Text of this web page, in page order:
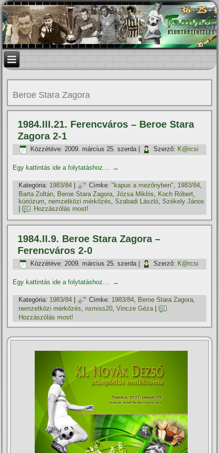
Beroe Stara Zagora
1984.III.21. Ferencváros – Beroe Stara
Zagora 2-1
Közzétéve: 2009. március 25. szerda| Szerző: K@rcsi
Egy kattintás ide a folytatáshoz.... →
Kategória: 1983/84 | Címke: "kapus a mezőnyben", 1983/84,
Barta Zoltán, Beroe Stara Zagora,Józsa Miklós, Koch Róbert,
kúriózum, nemzetközi mérkőzés,Szabadi László,Székely János
Hozzászólás most!
1984.II.9. Beroe Stara Zagora –
Ferencváros 2-0
Közzétéve: 2009. március 25. szerda| Szerző: K@rcsi
Egy kattintás ide a folytatáshoz.... →
Kategória: 1983/84 | Címke: 1983/84, Beroe Stara Zagora,
nemzetközi mérkőzés, nsmiss20,Vincze Géza|
Hozzászólás most!